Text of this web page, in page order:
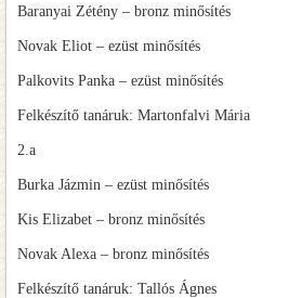
Baranyai Zétény – bronz minősítés
Novak Eliot – ezüst minősítés
Palkovits Panka – ezüst minősítés
Felkészítő tanáruk: Martonfalvi Mária
2.a
Burka Jázmin – ezüst minősítés
Kis Elizabet – bronz minősítés
Novak Alexa – bronz minősítés
Felkészítő tanáruk: Tallós Ágnes